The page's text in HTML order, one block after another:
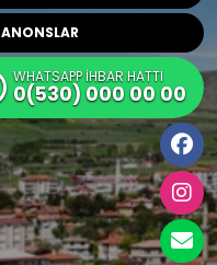
ANONSLAR
WHATSAPP İHBAR HATTI
0(530) 000 00 00